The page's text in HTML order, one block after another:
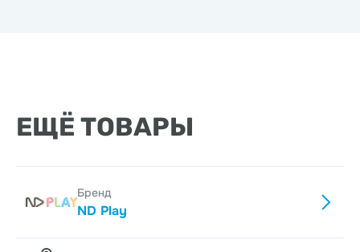
ЕЩЁ ТОВАРЫ
Бренд
ND Play